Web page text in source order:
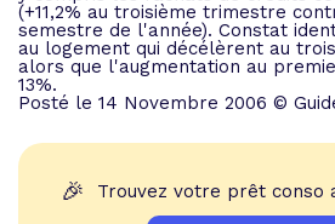
(+11,2% au troisième trimestre
semestre de l'année). Constat
au logement qui décélèrent au
alors que l'augmentation au
13%.
Posté le 14 Novembre 2006 ©
🎉 Trouvez votre prêt conso